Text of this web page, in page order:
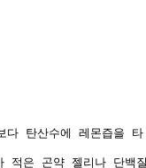
다 탄산수에 레몬즙을
적은 곤약 젤리나 단